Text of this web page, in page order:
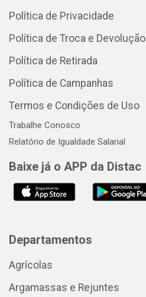
Política de Privacidade
Política de Troca e Devolução
Política de Retirada
Política de Campanhas
Termos e Condições de Uso
Trabalhe Conosco
Relatório de Igualdade Salarial
Baixe já o APP da Distac
Departamentos
Agrícolas
Argamassas e Rejuntes